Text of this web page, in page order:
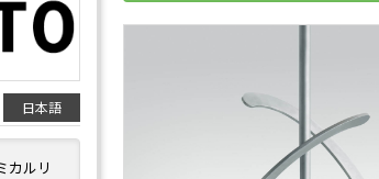
日本語
カルリ